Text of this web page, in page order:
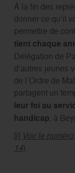
À la fin des
donner ce qu’il
permettre de
tient chaque
Délégation de
d’autres jeunes
de l’Ordre de
partagent un
leur foi au
handicap, à
[i] Voir le
14).